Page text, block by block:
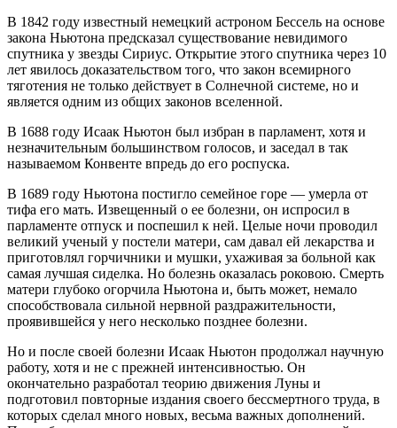
В 1842 году известный немецкий астроном Бессель на основе
закона Ньютона предсказал существование невидимого
спутника у звезды Сириус. Открытие этого спутника через 10
лет явилось доказательством того, что закон всемирного
тяготения не только действует в Солнечной системе, но и
является одним из общих законов вселенной.
В 1688 году Исаак Ньютон был избран в парламент, хотя и
незначительным большинством голосов, и заседал в так
называемом Конвенте впредь до его роспуска.
В 1689 году Ньютона постигло семейное горе — умерла от
тифа его мать. Извещенный о ее болезни, он испросил в
парламенте отпуск и поспешил к ней. Целые ночи проводил
великий ученый у постели матери, сам давал ей лекарства и
приготовлял горчичники и мушки, ухаживая за больной как
самая лучшая сиделка. Но болезнь оказалась роковою. Смерть
матери глубоко огорчила Ньютона и, быть может, немало
способствовала сильной нервной раздражительности,
проявившейся у него несколько позднее болезни.
Но и после своей болезни Исаак Ньютон продолжал научную
работу, хотя и не с прежней интенсивностью. Он
окончательно разработал теорию движения Луны и
подготовил повторные издания своего бессмертного труда, в
которых сделал много новых, весьма важных дополнений.